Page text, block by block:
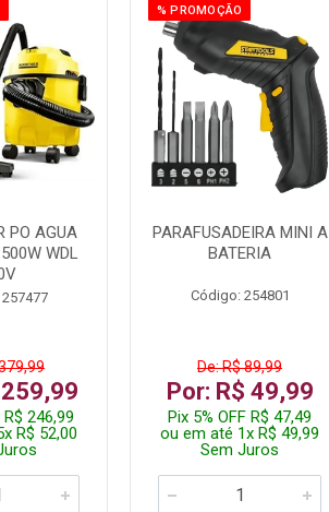
PO AGUA
WDL
R$ 246,99
R$ 52,00
% PROMOÇÃO
PARAFUSADEIRA MINI A
BATERIA
Código: 254801
De: R$ 89,99
Por: R$ 49,99
Pix 5% OFF R$ 47,49
ou em até 1x R$ 49,99
Sem Juros